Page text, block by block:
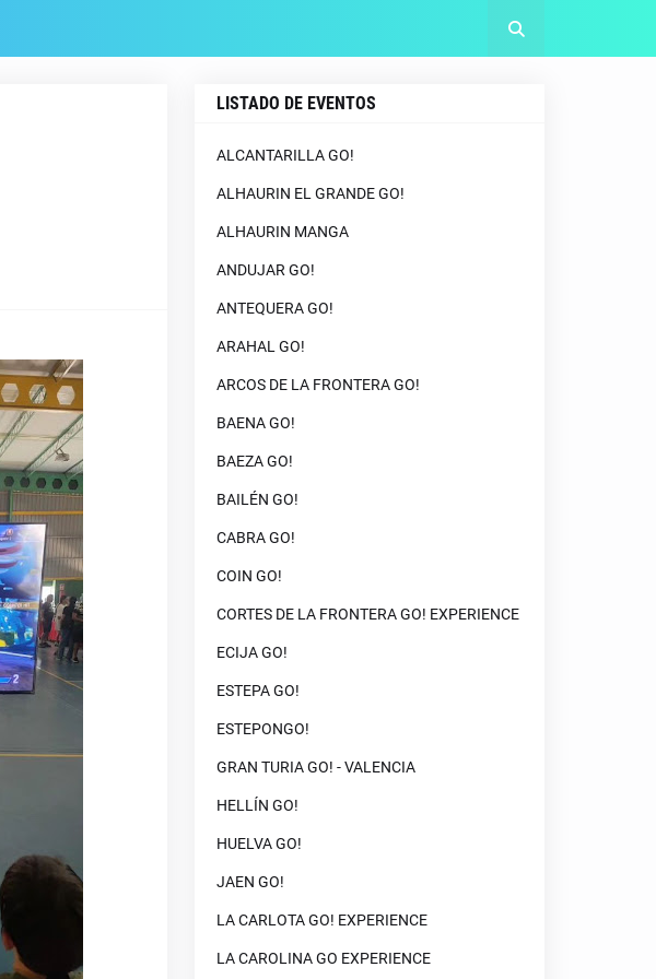
LISTADO DE EVENTOS
ALCANTARILLA GO!
ALHAURIN EL GRANDE GO!
ALHAURIN MANGA
ANDUJAR GO!
ANTEQUERA GO!
ARAHAL GO!
ARCOS DE LA FRONTERA GO!
BAENA GO!
BAEZA GO!
BAILÉN GO!
CABRA GO!
COIN GO!
CORTES DE LA FRONTERA GO! EXPERIENCE
ECIJA GO!
ESTEPA GO!
ESTEPONGO!
GRAN TURIA GO! - VALENCIA
HELLÍN GO!
HUELVA GO!
JAEN GO!
LA CARLOTA GO! EXPERIENCE
LA CAROLINA GO EXPERIENCE